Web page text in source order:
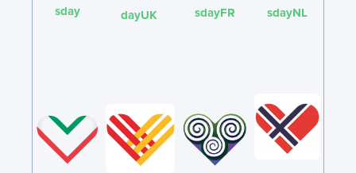
sday
dayUK
sdayFR
sdayNL